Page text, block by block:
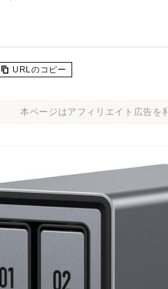
URLのコピー
本ページはアフィリエイト広告を